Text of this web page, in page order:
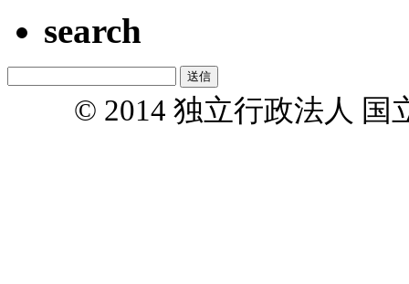
search
© 2014 独立行政法人 国